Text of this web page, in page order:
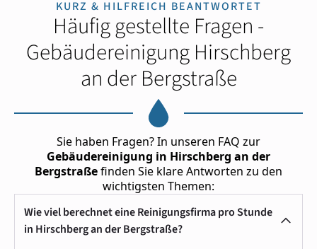
KURZ & HILFREICH BEANTWORTET
Häufig gestellte Fragen -
Gebäudereinigung Hirschberg
an der Bergstraße
Sie haben Fragen? In unseren FAQ zur
Gebäudereinigung in Hirschberg an der
Bergstraßefinden Sie klare Antworten zu den
wichtigsten Themen:
Wie viel berechnet eine Reinigungsfirma pro Stunde
in Hirschberg an der Bergstraße?